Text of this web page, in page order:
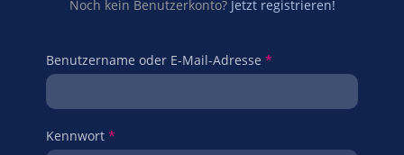
Noch kein Benutzerkonto? Jetzt registrieren!
Benutzername oder E-Mail-Adresse *
Kennwort *